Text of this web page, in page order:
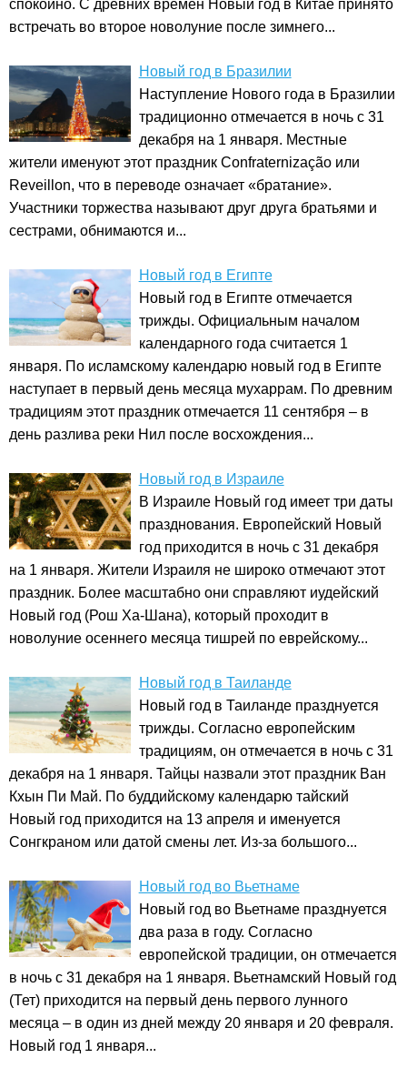
спокойно. С древних времен Новый год в Китае принято
встречать во второе новолуние после зимнего...
Новый год в Бразилии
Наступление Нового года в Бразилии
традиционно отмечается в ночь с 31
декабря на 1 января. Местные
жители именуют этот праздник Confraternização или
Reveillon, что в переводе означает «братание».
Участники торжества называют друг друга братьями и
сестрами, обнимаются и...
Новый год в Египте
Новый год в Египте отмечается
трижды. Официальным началом
календарного года считается 1
января. По исламскому календарю новый год в Египте
наступает в первый день месяца мухаррам. По древним
традициям этот праздник отмечается 11 сентября – в
день разлива реки Нил после восхождения...
Новый год в Израиле
В Израиле Новый год имеет три даты
празднования. Европейский Новый
год приходится в ночь с 31 декабря
на 1 января. Жители Израиля не широко отмечают этот
праздник. Более масштабно они справляют иудейский
Новый год (Рош Ха-Шана), который проходит в
новолуние осеннего месяца тишрей по еврейскому...
Новый год в Таиланде
Новый год в Таиланде празднуется
трижды. Согласно европейским
традициям, он отмечается в ночь с 31
декабря на 1 января. Тайцы назвали этот праздник Ван
Кхын Пи Май. По буддийскому календарю тайский
Новый год приходится на 13 апреля и именуется
Сонгкраном или датой смены лет. Из-за большого...
Новый год во Вьетнаме
Новый год во Вьетнаме празднуется
два раза в году. Согласно
европейской традиции, он отмечается
в ночь с 31 декабря на 1 января. Вьетнамский Новый год
(Тет) приходится на первый день первого лунного
месяца – в один из дней между 20 января и 20 февраля.
Новый год 1 января...